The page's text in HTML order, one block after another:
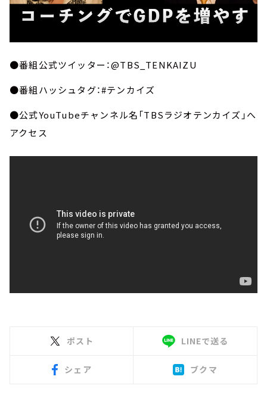
●番組公式ツイッター：@TBS_TENKAIZU
●番組ハッシュタグ：#テンカイズ
●公式YouTubeチャンネル名「TBSラジオテンカイズ」へ
アクセス
ポスト LINEで送る
シェア ブクマ